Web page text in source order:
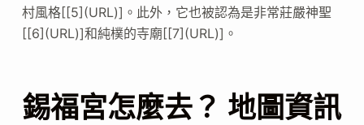
村風格[[5](URL)]。此外，它也被認為是非常莊嚴神聖
[[6](URL)]和純樸的寺廟[[7](URL)]。
錫福宮怎麼去？ 地圖資訊